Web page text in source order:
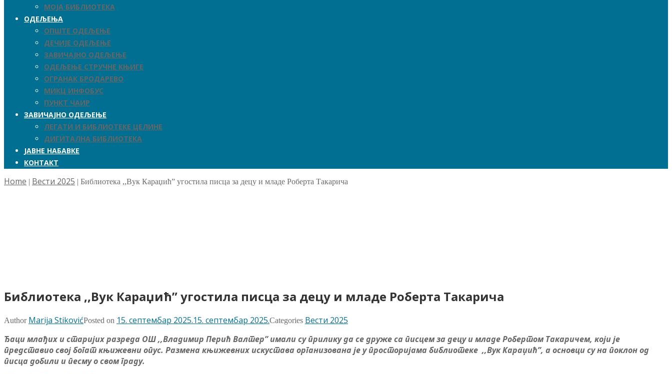
МОЈА БИБЛИОТЕКА
ОДЕЉЕЊА
ОПШТЕ ОДЕЉЕЊЕ
ДЕЧИЈЕ ОДЕЉЕЊЕ
ЗАВИЧАЈНО ОДЕЉЕЊЕ
ОДЕЉЕЊЕ СТРУЧНЕ КЊИГЕ
ОГРАНАК БРОДАРЕВО
МИКЦ ИНФОБУС
ПУНКТ ЧАИР
ЗАВИЧАЈНО ОДЕЉЕЊЕ
ЛЕГАТИ И БИБЛИОТЕКЕ ЦЕЛИНЕ
ДИГИТАЛНА БИБЛИОТЕКА
ЈАВНЕ НАБАВКЕ
КОНТАКТ
Home | Вести 2025 | Библиотека ,,Вук Караџић” угостила писцa за децу и младе Роберта Такарича
Библиотека ,,Вук Караџић” угостила писцa за децу и младе Роберта Такарича
Author Marija StikovićPosted on 15. септембар 2025.15. септембар 2025.Categories Вести 2025
Ђаци млађих и старијих разреда ОШ ,,Владимир Перић Валтер” имали су прилику да се друже са писцем за децу и младе Робертом Такаричем, који је
представио свој богат књижевни опус. Размена књижевних искустава организована је у просторијама библиотеке ,,Вук Караџић”, а основци су на поклон од
писца добили и песму о свом граду.